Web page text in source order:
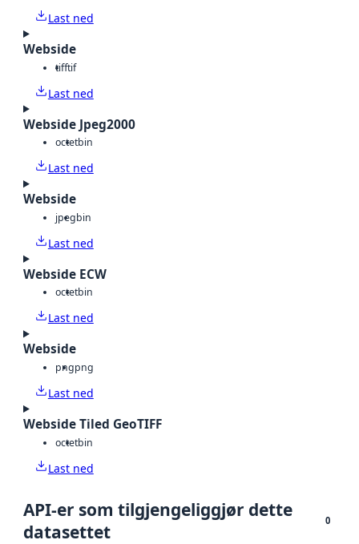
Last ned
Webside
tifftif
Last ned
Webside Jpeg2000
octetbin
Last ned
Webside
jpegbin
Last ned
Webside ECW
octetbin
Last ned
Webside
pngpng
Last ned
Webside Tiled GeoTIFF
octetbin
Last ned
API-er som tilgjengeliggjør dette
datasettet
0